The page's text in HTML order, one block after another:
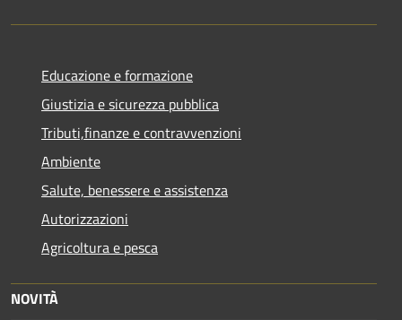
Educazione e formazione
Giustizia e sicurezza pubblica
Tributi,finanze e contravvenzioni
Ambiente
Salute, benessere e assistenza
Autorizzazioni
Agricoltura e pesca
NOVITÀ